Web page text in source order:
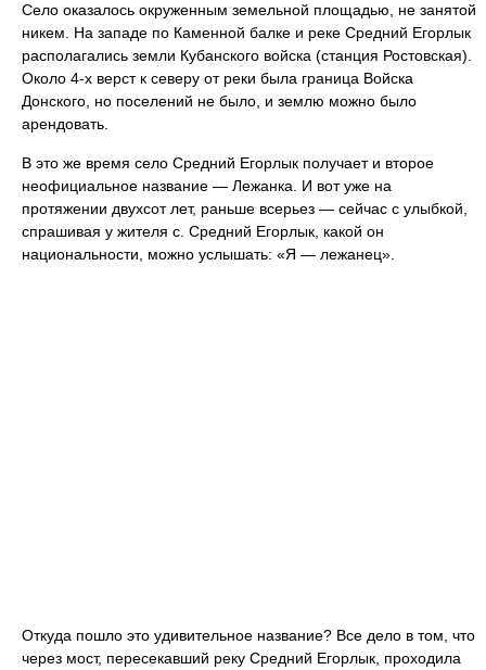
Село оказалось окруженным земельной площадью, не занятой
никем. На западе по Каменной балке и реке Средний Егорлык
располагались земли Кубанского войска (станция Ростовская).
Около 4-х верст к северу от реки была граница Войска
Донского, но поселений не было, и землю можно было
арендовать.
В это же время село Средний Егорлык получает и второе
неофициальное название — Лежанка. И вот уже на
протяжении двухсот лет, раньше всерьез — сейчас с улыбкой,
спрашивая у жителя с. Средний Егорлык, какой он
национальности, можно услышать: «Я — лежанец».
Откуда пошло это удивительное название? Все дело в том, что
через мост, пересекавший реку Средний Егорлык, проходила